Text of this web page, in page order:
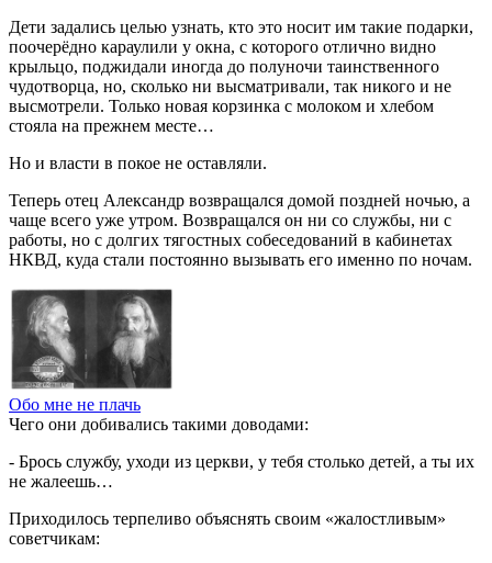
Дети задались целью узнать, кто это носит им такие подарки,
поочерёдно караулили у окна, с которого отлично видно
крыльцо, поджидали иногда до полуночи таинственного
чудотворца, но, сколько ни высматривали, так никого и не
высмотрели. Только новая корзинка с молоком и хлебом
стояла на прежнем месте…
Но и власти в покое не оставляли.
Теперь отец Александр возвращался домой поздней ночью, а
чаще всего уже утром. Возвращался он ни со службы, ни с
работы, но с долгих тягостных собеседований в кабинетах
НКВД, куда стали постоянно вызывать его именно по ночам.
Обо мне не плачь
Чего они добивались такими доводами:
- Брось службу, уходи из церкви, у тебя столько детей, а ты их
не жалеешь…
Приходилось терпеливо объяснять своим «жалостливым»
советчикам: